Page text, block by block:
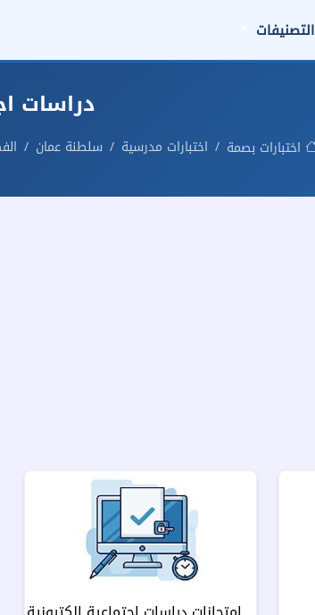
التصنيفات
دراسات
اختبارات بصمة اختبارات مدرسية سلطنة عمان